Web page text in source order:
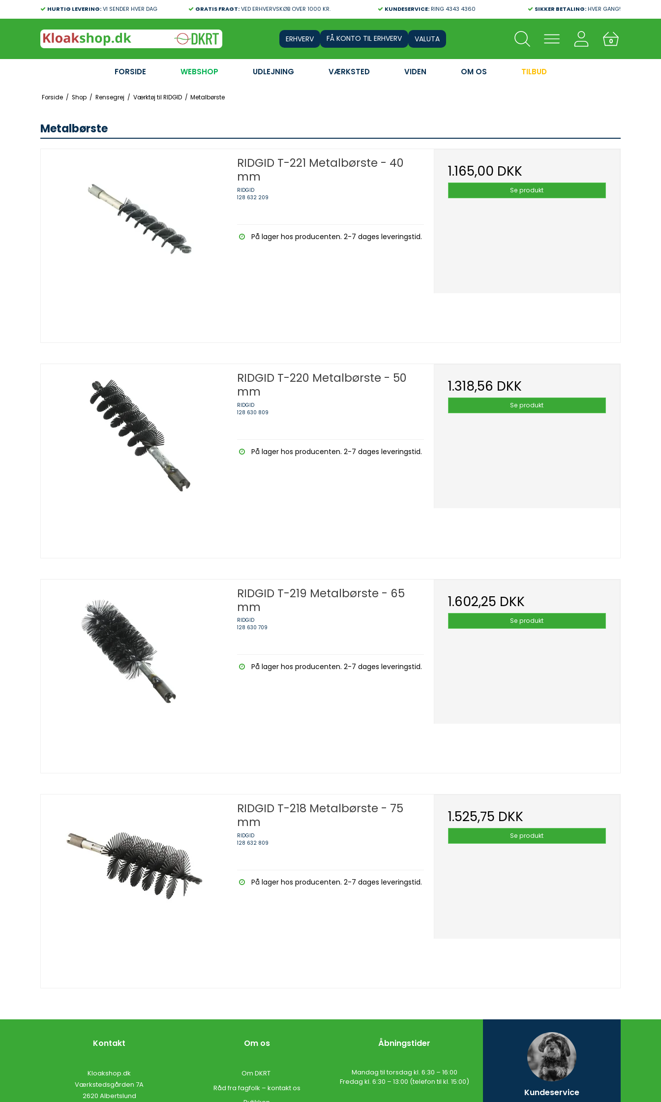
HURTIG LEVERING:VI SENDER HVER DAG GRATIS FRAGT:VED ERHVERVSKØB OVER 1000 KR. KUNDESERVICE:RING 4343 4360 SIKKER BETALING:HVER GANG!
FÅ KONTO TIL ERHVERV VALUTA 0
FORSIDE WEBSHOP UDLEJNING VÆRKSTED VIDEN OM OS TILBUD
Forside / Shop / Rensegrej / Værktøj til RIDGID / Metalbørste
Metalbørste
RIDGID T-221 Metalbørste - 40
mm
RIDGID
128 632 209
På lager hos producenten. 2-7 dages leveringstid.
1.165,00 DKK
Se produkt
RIDGID T-220 Metalbørste - 50
mm
RIDGID
128 630 809
På lager hos producenten. 2-7 dages leveringstid.
1.318,56 DKK
Se produkt
RIDGID T-219 Metalbørste - 65
mm
RIDGID
128 630 709
På lager hos producenten. 2-7 dages leveringstid.
1.602,25 DKK
Se produkt
RIDGID T-218 Metalbørste - 75
mm
RIDGID
128 632 809
På lager hos producenten. 2-7 dages leveringstid.
1.525,75 DKK
Se produkt
Kontakt
Kloakshop.dk
Værkstedsgården 7A
2620 Albertslund
Om os
Om DKRT
Råd fra fagfolk – kontakt os
Åbningstider
Mandag til torsdag kl. 6:30 – 16​:00
Fredag kl. 6:30 – 13:00 (telefon til kl. 15:00)​
Kundeservice